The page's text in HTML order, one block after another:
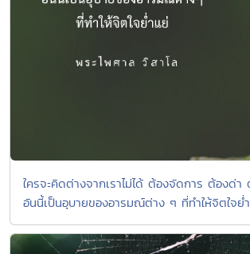
ใครจะคิดต่างจากเราไม่ได้ ต้องจัดการ ต้องด่า
อันนี้เป็นอุบายของอารมณ์ต่าง ๆ ที่ทำให้จิตใจย่